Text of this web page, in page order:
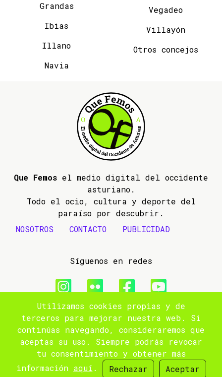
Grandas
Ibias
Illano
Navia
Vegadeo
Villayón
Otros concejos
Que Femos el medio digital del occidente
asturiano.
Todo el ocio, cultura y deporte del
paraíso por descubrir.
NOSOTROS
CONTACTO PUBLICIDAD
Síguenos en redes
© 2009- 2026 Que Femos
Política de privacidad
Utilizamos cookies propias y de
terceros para mejorar nuestra web. Si
continúas navegando, consideraremos que
aceptas su uso. Siempre podrás revocar
tu consentimiento y obtener más
información aquí . Rechazar Aceptar